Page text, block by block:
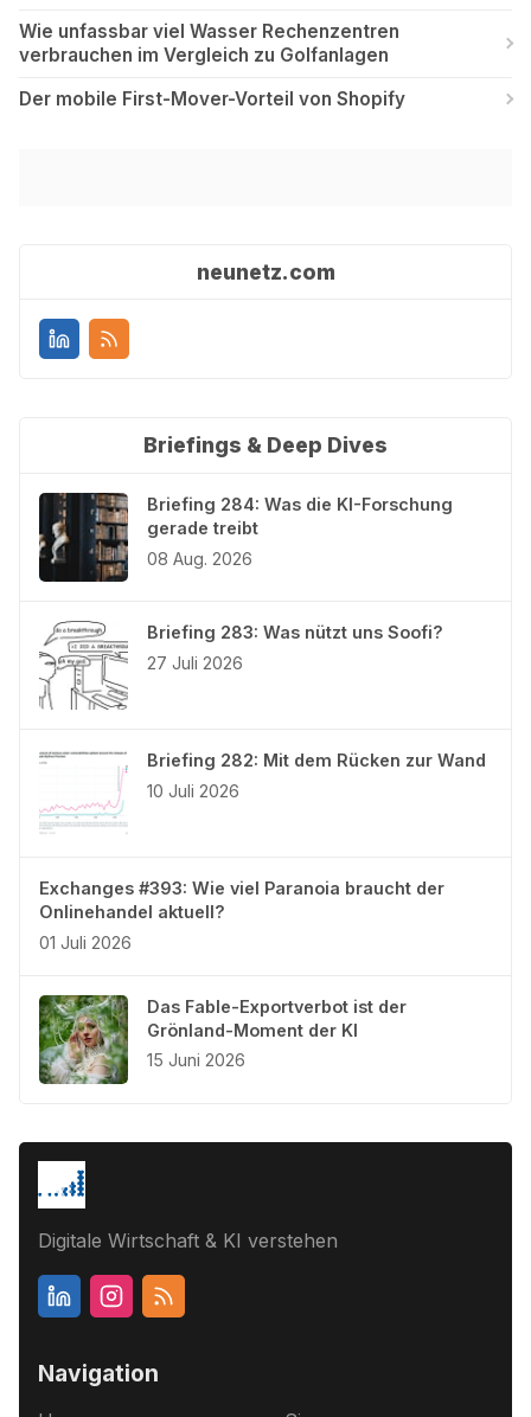
Wie unfassbar viel Wasser Rechenzentren
verbrauchen im Vergleich zu Golfanlagen
Der mobile First-Mover-Vorteil von Shopify
neunetz.com
Briefings & Deep Dives
Briefing 284: Was die KI-Forschung
gerade treibt
08 Aug. 2026
Briefing 283: Was nützt uns Soofi?
27 Juli 2026
Briefing 282: Mit dem Rücken zur Wand
10 Juli 2026
Exchanges #393: Wie viel Paranoia braucht der
Onlinehandel aktuell?
01 Juli 2026
Das Fable-Exportverbot ist der
Grönland-Moment der KI
15 Juni 2026
Digitale Wirtschaft & KI verstehen
Navigation